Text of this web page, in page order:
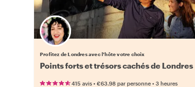
Choisissez votre local favori
Profitez de Londres avec l'hôte votre choix
Points forts et trésors cachés de Londres
415 avis • €63.98 par personne • 3 heures